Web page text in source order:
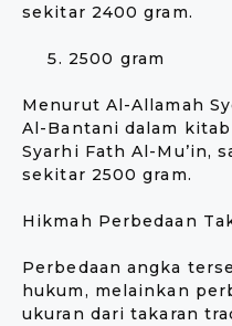
sekitar 2400 gram.
2500 gram
Menurut Al-Allamah
Al-Bantani dalam
Syarhi Fath Al-Mu’in,
sekitar 2500 gram.
Hikmah Perbedaan
Perbedaan angka
hukum, melainkan
ukuran dari takaran